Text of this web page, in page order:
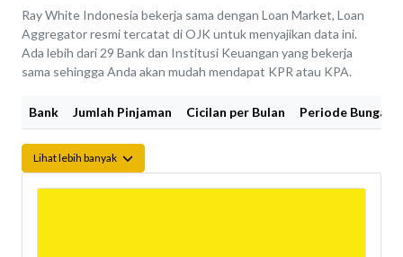
Ray White Indonesia bekerja sama dengan Loan Market, Loan
Aggregator resmi tercatat di OJK untuk menyajikan data ini.
Ada lebih dari 29 Bank dan Institusi Keuangan yang bekerja
sama sehingga Anda akan mudah mendapat KPR atau KPA.
Bank Jumlah Pinjaman Cicilan per Bulan Periode Bunga
Lihat lebih banyak